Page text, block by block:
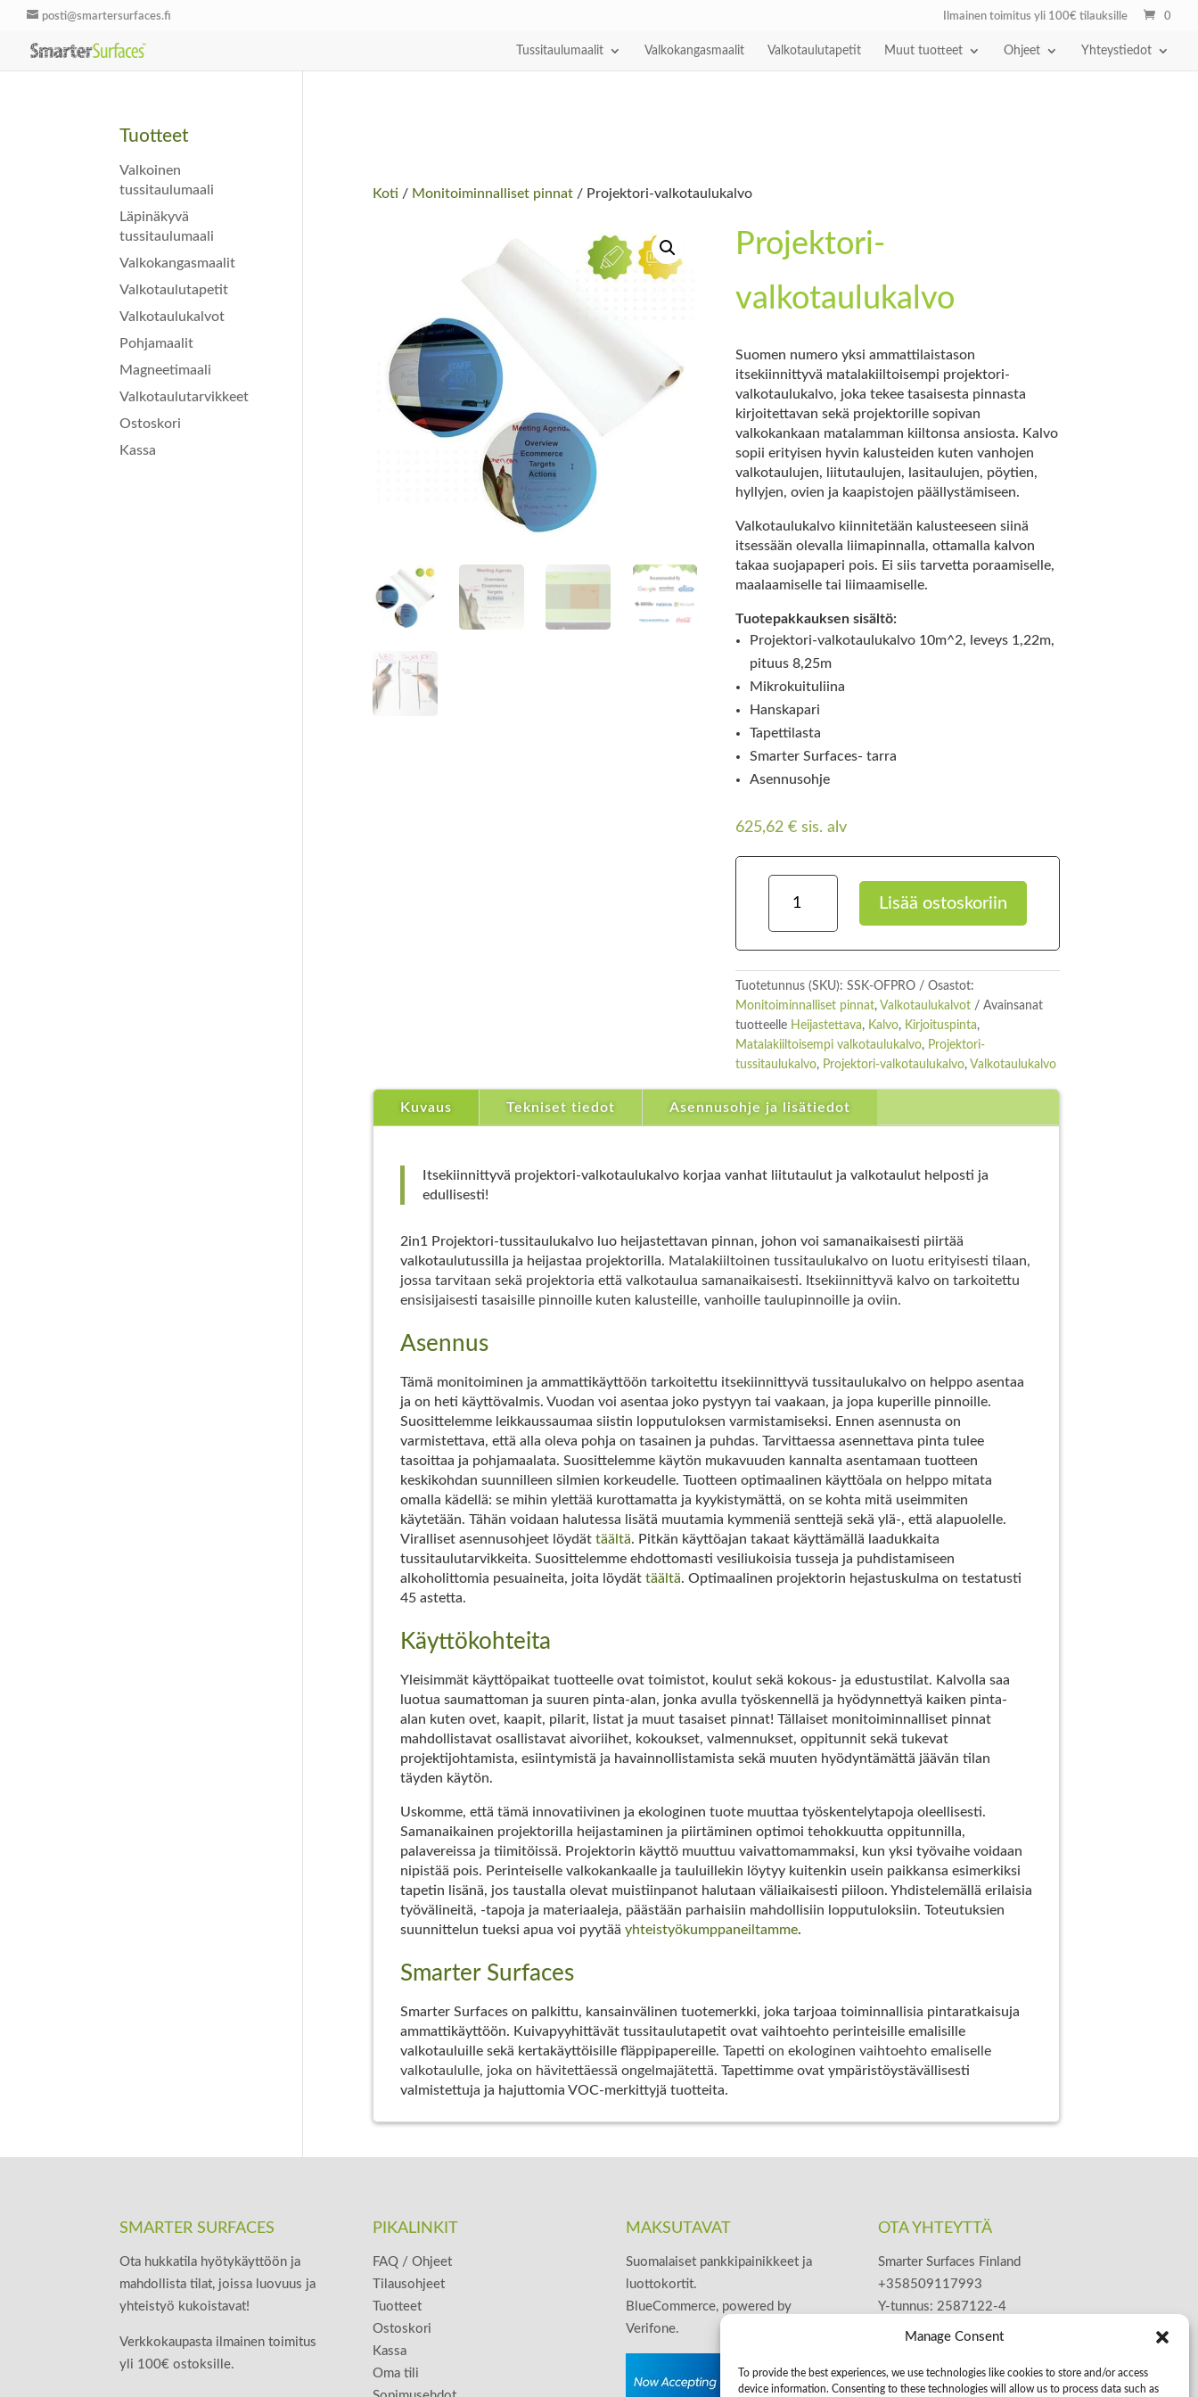
Manage Consent
To provide the best experiences, we use technologies like cookies to store and/or access
device information. Consenting to these technologies will allow us to process data such as
posti@smartersurfaces.fi Ilmainen toimitus yli 100€ tilauksille 0
Tussitaulumaalit Valkokangasmaalit Valkotaulutapetit Muut tuotteet Ohjeet Yhteystiedot
Koti / Monitoiminnalliset pinnat / Projektori-valkotaulukalvo
Projektori-
valkotaulukalvo
Suomen numero yksi ammattilaistason
itsekiinnittyvä matalakiiltoisempi projektori-
valkotaulukalvo, joka tekee tasaisesta pinnasta
kirjoitettavan sekä projektorille sopivan
valkokankaan matalamman kiiltonsa ansiosta. Kalvo
sopii erityisen hyvin kalusteiden kuten vanhojen
valkotaulujen, liitutaulujen, lasitaulujen, pöytien,
hyllyjen, ovien ja kaapistojen päällystämiseen.
Valkotaulukalvo kiinnitetään kalusteeseen siinä
itsessään olevalla liimapinnalla, ottamalla kalvon
takaa suojapaperi pois. Ei siis tarvetta poraamiselle,
maalaamiselle tai liimaamiselle.
Tuotepakkauksen sisältö:
Projektori-valkotaulukalvo 10m^2, leveys 1,22m,
pituus 8,25m
Mikrokuituliina
Hanskapari
Tapettilasta
Smarter Surfaces- tarra
Asennusohje
625,62 € sis. alv
valkotaulukalvo
Lisää ostoskoriin
Tuotetunnus (SKU): SSK-OFPRO
Osastot:
Monitoiminnalliset pinnat, Valkotaulukalvot
Avainsanat
tuotteelle Heijastettava, Kalvo, Kirjoituspinta,
Matalakiiltoisempi valkotaulukalvo, Projektori-
tussitaulukalvo, Projektori-valkotaulukalvo, Valkotaulukalvo
Kuvaus Tekniset tiedot Asennusohje ja lisätiedot
Itsekiinnittyvä projektori-valkotaulukalvo korjaa vanhat liitutaulut ja valkotaulut helposti ja
edullisesti!
2in1 Projektori-tussitaulukalvo luo heijastettavan pinnan, johon voi samanaikaisesti piirtää
valkotaulutussilla ja heijastaa projektorilla. Matalakiiltoinen tussitaulukalvo on luotu erityisesti tilaan,
jossa tarvitaan sekä projektoria että valkotaulua samanaikaisesti. Itsekiinnittyvä kalvo on tarkoitettu
ensisijaisesti tasaisille pinnoille kuten kalusteille, vanhoille taulupinnoille ja oviin.
Asennus
Tämä monitoiminen ja ammattikäyttöön tarkoitettu itsekiinnittyvä tussitaulukalvo on helppo asentaa
ja on heti käyttövalmis. Vuodan voi asentaa joko pystyyn tai vaakaan, ja jopa kuperille pinnoille.
Suosittelemme leikkaussaumaa siistin lopputuloksen varmistamiseksi. Ennen asennusta on
varmistettava, että alla oleva pohja on tasainen ja puhdas. Tarvittaessa asennettava pinta tulee
tasoittaa ja pohjamaalata. Suosittelemme käytön mukavuuden kannalta asentamaan tuotteen
keskikohdan suunnilleen silmien korkeudelle. Tuotteen optimaalinen käyttöala on helppo mitata
omalla kädellä: se mihin ylettää kurottamatta ja kyykistymättä, on se kohta mitä useimmiten
käytetään. Tähän voidaan halutessa lisätä muutamia kymmeniä senttejä sekä ylä-, että alapuolelle.
Viralliset asennusohjeet löydättäältä. Pitkän käyttöajan takaat käyttämällä laadukkaita
tussitaulutarvikkeita. Suosittelemme ehdottomasti vesiliukoisia tusseja ja puhdistamiseen
alkoholittomia pesuaineita, joita löydättäältä. Optimaalinen projektorin hejastuskulma on testatusti
45 astetta.
Käyttökohteita
Yleisimmät käyttöpaikat tuotteelle ovat toimistot, koulut sekä kokous- ja edustustilat. Kalvolla saa
luotua saumattoman ja suuren pinta-alan, jonka avulla työskennellä ja hyödynnettyä kaiken pinta-
alan kuten ovet, kaapit, pilarit, listat ja muut tasaiset pinnat! Tällaiset monitoiminnalliset pinnat
mahdollistavat osallistavat aivoriihet, kokoukset, valmennukset, oppitunnit sekä tukevat
projektijohtamista, esiintymistä ja havainnollistamista sekä muuten hyödyntämättä jäävän tilan
täyden käytön.
Uskomme, että tämä innovatiivinen ja ekologinen tuote muuttaa työskentelytapoja oleellisesti.
Samanaikainen projektorilla heijastaminen ja piirtäminen optimoi tehokkuutta oppitunnilla,
palavereissa ja tiimitöissä. Projektorin käyttö muuttuu vaivattomammaksi, kun yksi työvaihe voidaan
nipistää pois. Perinteiselle valkokankaalle ja tauluillekin löytyy kuitenkin usein paikkansa esimerkiksi
tapetin lisänä, jos taustalla olevat muistiinpanot halutaan väliaikaisesti piiloon. Yhdistelemällä erilaisia
työvälineitä, -tapoja ja materiaaleja, päästään parhaisiin mahdollisiin lopputuloksiin. Toteutuksien
suunnittelun tueksi apua voi pyytääyhteistyökumppaneiltamme.
Smarter Surfaces
Smarter Surfaces on palkittu, kansainvälinen tuotemerkki, joka tarjoaa toiminnallisia pintaratkaisuja
ammattikäyttöön. Kuivapyyhittävät tussitaulutapetit ovat vaihtoehto perinteisille emalisille
valkotauluille sekä kertakäyttöisille fläppipapereille.Tapetti on ekologinen vaihtoehto emaliselle
valkotaululle, joka on hävitettäessä ongelmajätettä.Tapettimme ovat ympäristöystävällisesti
valmistettuja ja hajuttomia VOC-merkittyjä tuotteita.
Tuotteet
Valkoinen
tussitaulumaali
Läpinäkyvä
tussitaulumaali
Valkokangasmaalit
Valkotaulutapetit
Valkotaulukalvot
Pohjamaalit
Magneetimaali
Valkotaulutarvikkeet
Ostoskori
Kassa
SMARTER SURFACES
Ota hukkatila hyötykäyttöön ja
mahdollista tilat, joissa luovuus ja
yhteistyö kukoistavat!
Verkkokaupasta ilmainen toimitus
yli 100€ ostoksille.
PIKALINKIT
FAQ / Ohjeet
Tilausohjeet
Tuotteet
Ostoskori
Kassa
Oma tili
MAKSUTAVAT
Suomalaiset pankkipainikkeet ja
luottokortit.
BlueCommerce, powered by
Verifone.
OTA YHTEYTTÄ
Smarter Surfaces Finland
+358509117993
Y-tunnus: 2587122-4
posti@smartersurfaces.fi